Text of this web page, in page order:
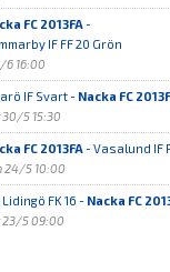
FC 2013FA-
IF FF 20 Grön
6 16:00
IF Svart - Nacka FC
30/5 15:30
FC 2013FA- Vasalund IF
24/5 10:00
Lidingö FK 16 - Nacka FC
23/5 09:00